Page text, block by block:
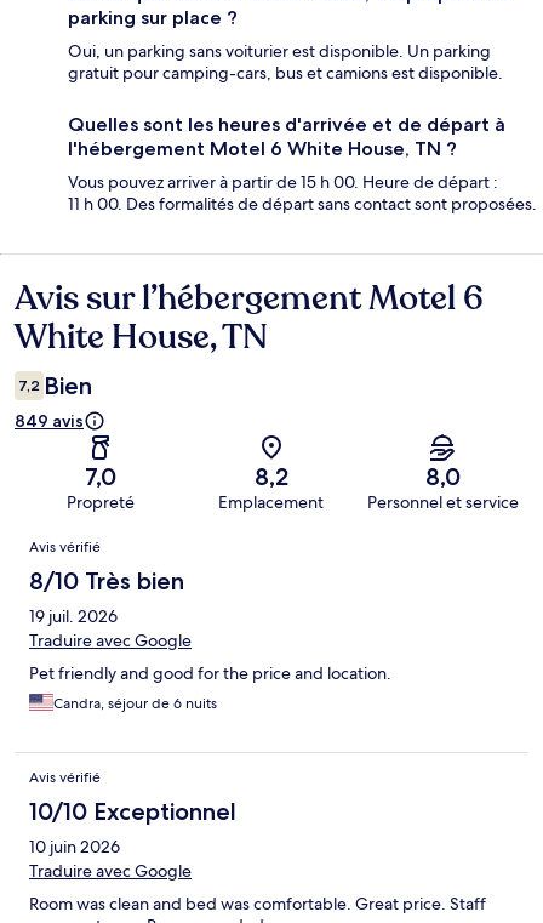
parking sur place ?
Oui, un parking sans voiturier est disponible. Un parking
gratuit pour camping-cars, bus et camions est disponible.
Quelles sont les heures d'arrivée et de départ à
l'hébergement Motel 6 White House, TN ?
Vous pouvez arriver à partir de 15 h 00. Heure de départ :
11 h 00. Des formalités de départ sans contact sont proposées.
Avis
Avis sur l’hébergement Motel 6
White House, TN
7,2 Bien
849 avis
7,0
Propreté
8,2
Emplacement
8,0
Personnel et service
Avis
Avis vérifié
8/10 Très bien
19 juil. 2026
Traduire avec Google
Pet friendly and good for the price and location.
Candra, séjour de 6 nuits
Avis vérifié
10/10 Exceptionnel
10 juin 2026
Traduire avec Google
Room was clean and bed was comfortable. Great price. Staff